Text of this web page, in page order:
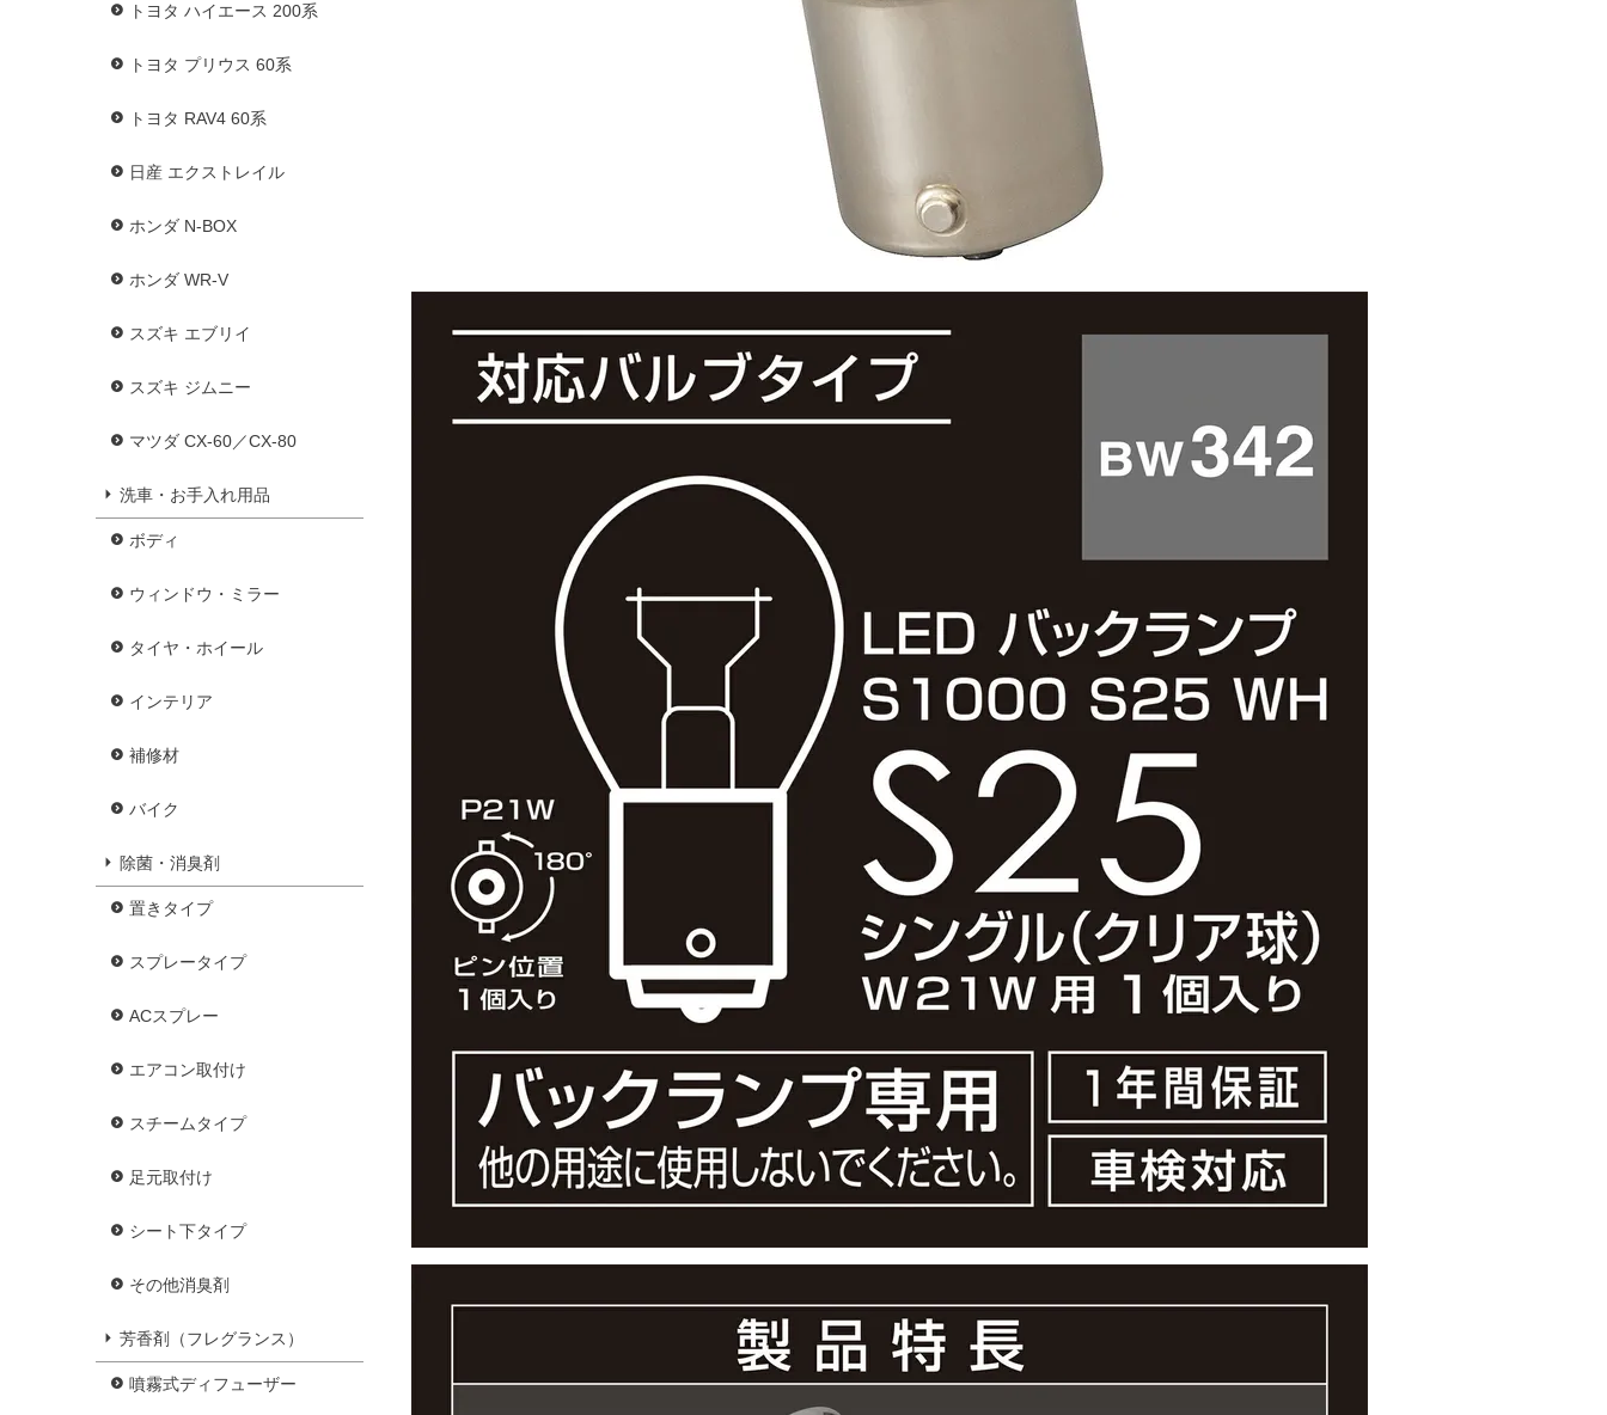
トヨタ ハイエース 200系
トヨタ プリウス 60系
トヨタ RAV4 60系
日産 エクストレイル
ホンダ N-BOX
ホンダ WR-V
スズキ エブリイ
スズキ ジムニー
マツダ CX-60／CX-80
洗車・お手入れ用品
ボディ
ウィンドウ・ミラー
タイヤ・ホイール
インテリア
補修材
バイク
除菌・消臭剤
置きタイプ
スプレータイプ
ACスプレー
エアコン取付け
スチームタイプ
足元取付け
シート下タイプ
その他消臭剤
芳香剤（フレグランス）
噴霧式ディフューザー